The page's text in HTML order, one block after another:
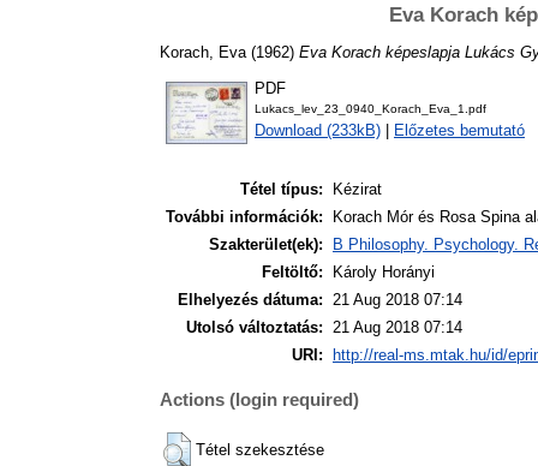
Eva Korach
Korach, Eva (1962) Eva Korach képeslapja Lukács
PDF
Lukacs_lev_23_0940_Korach_Eva_1.pdf
Download (233kB) Előzetes bemutató
Tétel típus:
Kézirat
További információk:
Korach Mór és Rosa Spina
Szakterület(ek):
B Philosophy. Psychology.
Feltöltő:
Károly Horányi
Elhelyezés dátuma: 21 Aug 2018 07:14
Utolsó változtatás: 21 Aug 2018 07:14
URI:
http://real-ms.mtak.hu/id/
Actions (login required)
Tétel szekesztése